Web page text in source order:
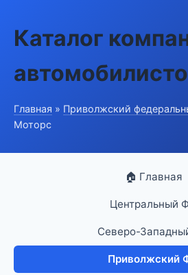
Каталог
Главная » Приволжский
Моторс
🏠 Главная
Центральный
Северо-
Приволжский